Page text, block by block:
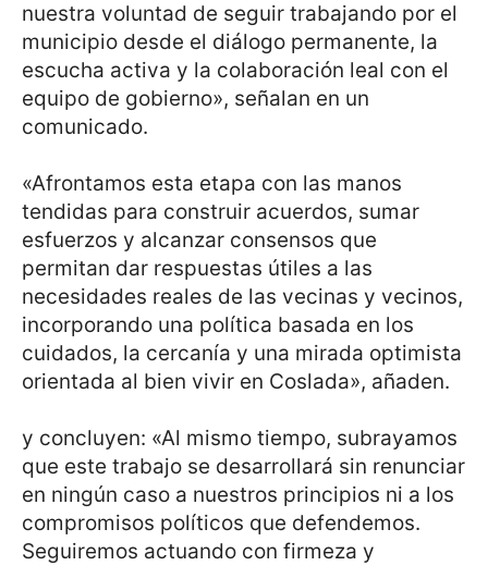
nuestra voluntad de seguir trabajando por el
municipio desde el diálogo permanente, la
escucha activa y la colaboración leal con el
equipo de gobierno», señalan en un
comunicado.
«Afrontamos esta etapa con las manos
tendidas para construir acuerdos, sumar
esfuerzos y alcanzar consensos que
permitan dar respuestas útiles a las
necesidades reales de las vecinas y vecinos,
incorporando una política basada en los
cuidados, la cercanía y una mirada optimista
orientada al bien vivir en Coslada», añaden.
y concluyen: «Al mismo tiempo, subrayamos
que este trabajo se desarrollará sin renunciar
en ningún caso a nuestros principios ni a los
compromisos políticos que defendemos.
Seguiremos actuando con firmeza y